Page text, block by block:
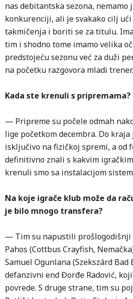
nas debitantska sezona, nemamo
konkurenciji, ali je svakako cilj
takmičenja i boriti se za titulu.
tim i shodno tome imamo velika
predstojeću sezonu već za duži
na početku razgovora mladi trener.
Kada ste krenuli s pripremama?
— Pripreme su počele odmah
lige početkom decembra. Do
isključivo na fizičkoj spremi, a od
definitivno znali s kakvim
krenuli smo sa instalacijom
Na koje igrače klub može da
je bilo mnogo transfera?
— Tim su napustili prošlogodišnji
Pahos (Cottbus Crayfish,
Samuel Ogunlana (Szekszárd Bad
defanzivni end Đorđe Radović,
povrede. S druge strane, tim su